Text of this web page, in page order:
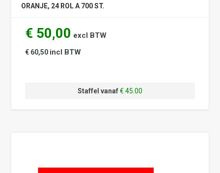
ORANJE, 24 ROL A 700 ST.
€ 50,00 excl BTW
€ 60,50 incl BTW
Staffel vanaf€ 45.00